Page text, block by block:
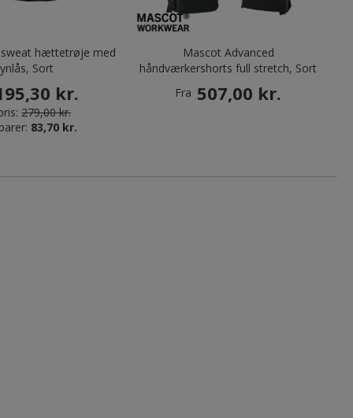
sweat hættetrøje med
Sort
kr.
279,00 kr.
83,70 kr.
Mascot Advanced
håndværkershorts full stretch, Sort
Fra 507,00 kr.